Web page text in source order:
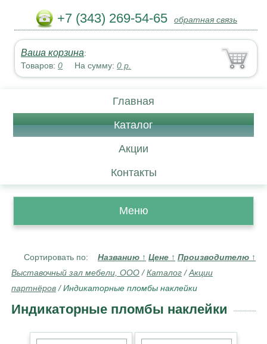
+7 (343) 269-54-65 обратная связь
Ваша корзина:
Товаров:0 На сумму:0 р.
Главная
Каталог
Акции
Контакты
Меню
Сортировать по: Названию ↑ Цене ↑ Производителю ↑
Выставочный зал мебели, ООО /Каталог /Акции
партнёров /Индикаторные пломбы наклейки
Индикаторные пломбы наклейки